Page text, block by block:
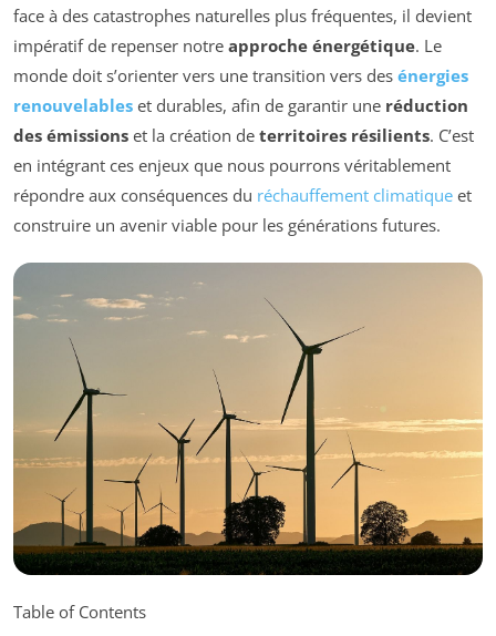
face à des catastrophes naturelles plus fréquentes, il devient
impératif de repenser notre approche énergétique. Le
monde doit s’orienter vers une transition vers des énergies
renouvelables et durables, afin de garantir une réduction
des émissions et la création de territoires résilients. C’est
en intégrant ces enjeux que nous pourrons véritablement
répondre aux conséquences du réchauffement climatique et
construire un avenir viable pour les générations futures.
Table of Contents